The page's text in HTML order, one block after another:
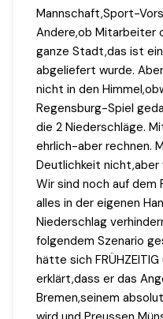
Mannschaft,Sport-
Andere,ob Mitarbeiter
ganze Stadt,das ist
abgeliefert wurde.
nicht in den
Regensburg-Spiel
die 2 Niederschläge.
ehrlich-aber rechnen.
Deutlichkeit nicht,aber
Wir sind noch auf dem
alles in der eigenen
Niederschlag
folgendem Szenario
hätte sich
erklärt,dass er das
Bremen,seinem